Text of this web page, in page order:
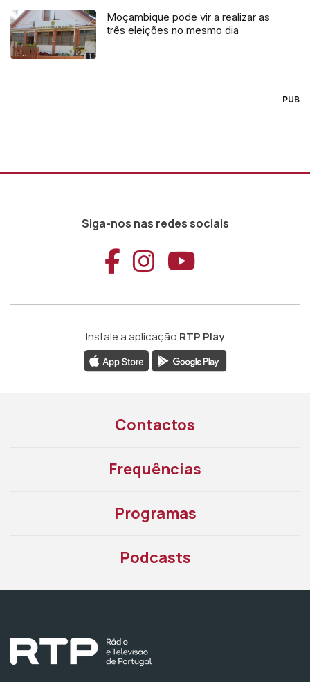
Moçambique pode vir a realizar as
três eleições no mesmo dia
PUB
Siga-nos nas redes sociais
Aceder ao
Aceder ao
Aceder
Instale a aplicação RTP Play
Contactos
Frequências
Programas
Podcasts